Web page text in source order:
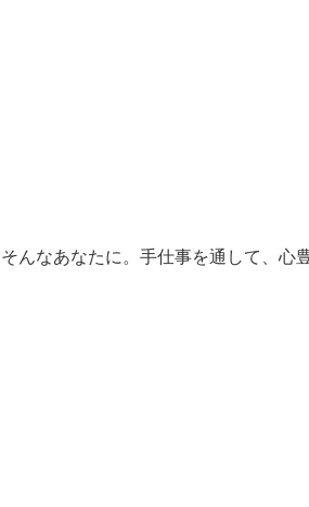
なあなたに。手仕事を通して、心